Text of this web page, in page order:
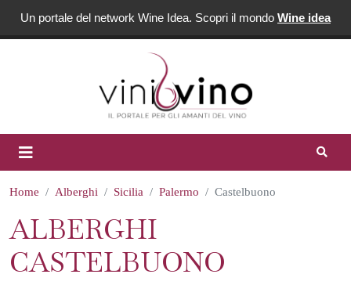
Un portale del network Wine Idea. Scopri il mondo Wine idea
Home Alberghi Sicilia Palermo Castelbuono
ALBERGHI
CASTELBUONO